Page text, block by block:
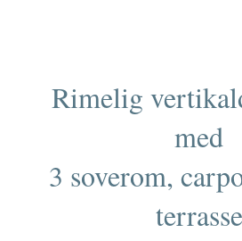
Rimelig
med
3 soverom,
terrasse